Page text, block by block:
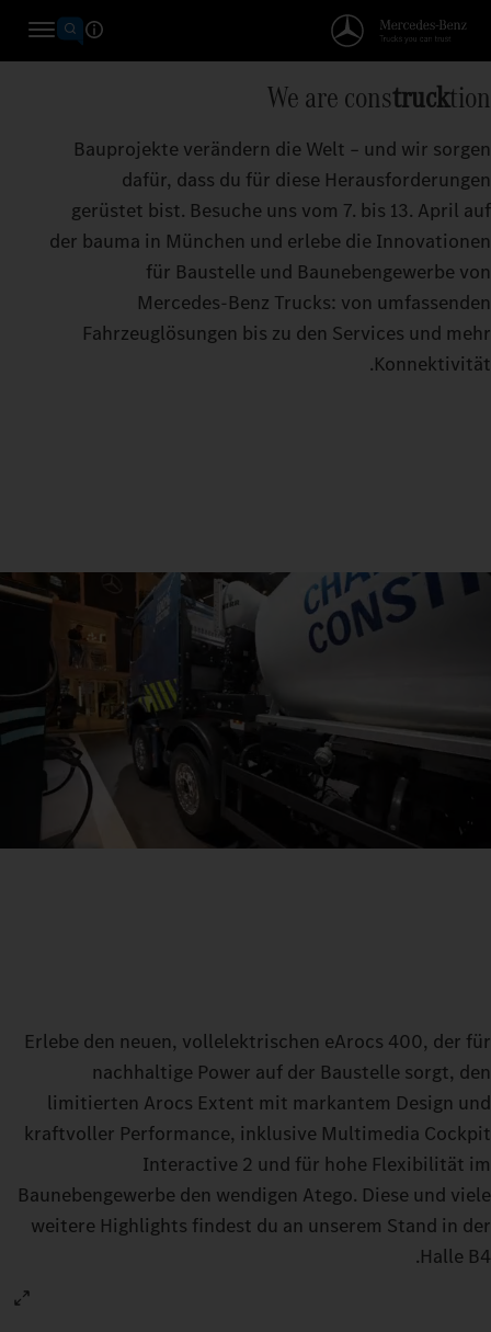
We are construcktion
Bauprojekte verändern die Welt – und wir sorgen
dafür, dass du für diese Herausforderungen
gerüstet bist. Besuche uns vom 7. bis 13. April auf
der bauma in München und erlebe die Innovationen
für Baustelle und Baunebengewerbe von
Mercedes‑Benz Trucks: von umfassenden
Fahrzeuglösungen bis zu den Services und mehr
Konnektivität.
Erlebe den neuen, vollelektrischen eArocs 400, der für
nachhaltige Power auf der Baustelle sorgt, den
limitierten Arocs Extent mit markantem Design und
kraftvoller Performance, inklusive Multimedia Cockpit
Interactive 2 und für hohe Flexibilität im
Baunebengewerbe den wendigen Atego. Diese und viele
weitere Highlights findest du an unserem Stand in der
Halle B4.